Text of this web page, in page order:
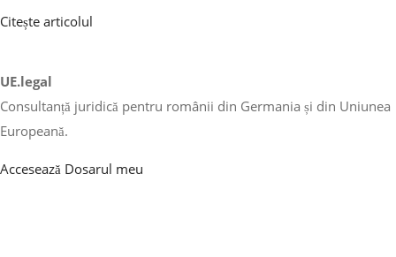
Citește articolul
UE.legal
Consultanță juridică pentru românii din Germania și din Uniunea
Europeană.
Accesează Dosarul meu